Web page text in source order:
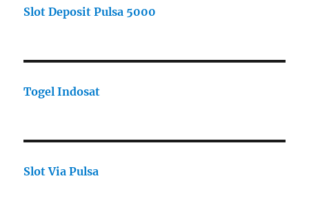
Slot Deposit Pulsa 5000
Togel Indosat
Slot Via Pulsa